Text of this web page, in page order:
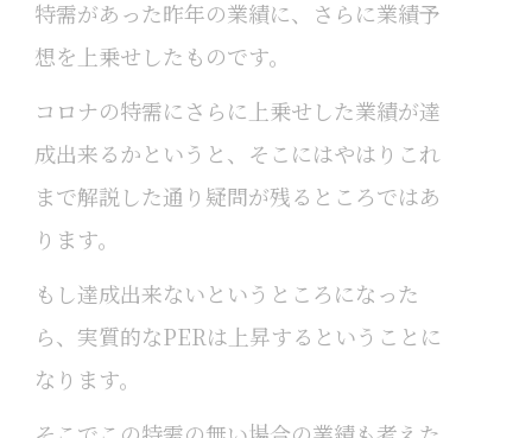
特需があった昨年の業績に、さらに業績予
想を上乗せしたものです。
コロナの特需にさらに上乗せした業績が達
成出来るかというと、そこにはやはりこれ
まで解説した通り疑問が残るところではあ
ります。
もし達成出来ないというところになった
ら、実質的なPERは上昇するということに
なります。